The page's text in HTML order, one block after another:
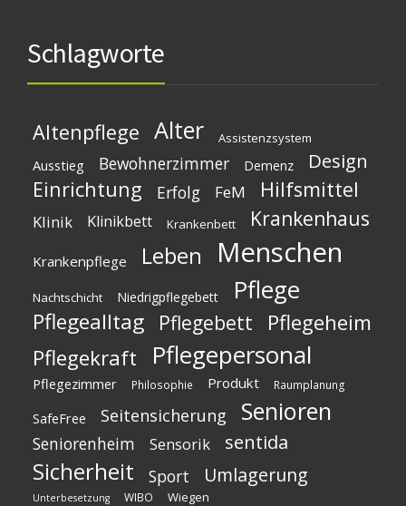
Schlagworte
Altenpflege Alter Assistenzsystem
Ausstieg Bewohnerzimmer Demenz Design
Einrichtung Erfolg FeM Hilfsmittel
Klinik Klinikbett Krankenbett Krankenhaus
Krankenpflege Leben Menschen
Nachtschicht Niedrigpflegebett Pflege
Pflegealltag Pflegebett
Pflegeheim
Pflegekraft
Pflegepersonal
Pflegezimmer Philosophie Produkt Raumplanung
SafeFree Seitensicherung Senioren
Seniorenheim Sensorik sentida
Sicherheit Sport Umlagerung
Unterbesetzung WIBO Wiegen